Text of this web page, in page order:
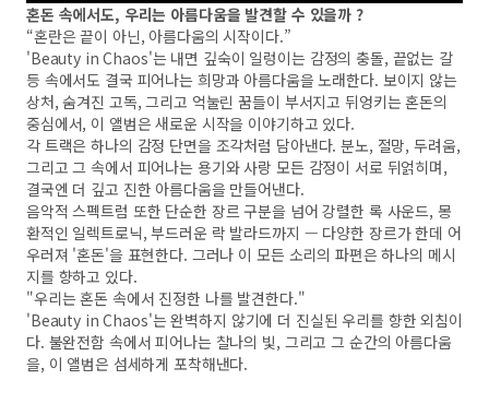
혼돈 속에서도, 우리는 아름다움을 발견할 수 있을까 ?
“혼란은 끝이 아닌, 아름다움의 시작이다.”
'Beauty in Chaos'는 내면 깊숙이 일렁이는 감정의 충돌, 끝없는 갈
등 속에서도 결국 피어나는 희망과 아름다움을 노래한다. 보이지 않는
상처, 숨겨진 고독, 그리고 억눌린 꿈들이 부서지고 뒤엉키는 혼돈의
중심에서, 이 앨범은 새로운 시작을 이야기하고 있다.
각 트랙은 하나의 감정 단면을 조각처럼 담아낸다. 분노, 절망, 두려움,
그리고 그 속에서 피어나는 용기와 사랑 모든 감정이 서로 뒤얽히며,
결국엔 더 깊고 진한 아름다움을 만들어낸다.
음악적 스펙트럼 또한 단순한 장르 구분을 넘어 강렬한 록 사운드, 몽
환적인 일렉트로닉, 부드러운 락 발라드까지 — 다양한 장르가 한데 어
우러져 '혼돈'을 표현한다. 그러나 이 모든 소리의 파편은 하나의 메시
지를 향하고 있다.
"우리는 혼돈 속에서 진정한 나를 발견한다."
'Beauty in Chaos'는 완벽하지 않기에 더 진실된 우리를 향한 외침이
다. 불완전함 속에서 피어나는 찰나의 빛, 그리고 그 순간의 아름다움
을, 이 앨범은 섬세하게 포착해낸다.